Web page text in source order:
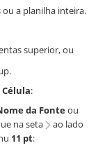
ou a planilha inteira.
superior, ou
Célula:
da Fonteou
na seta
ao lado
11 pt: